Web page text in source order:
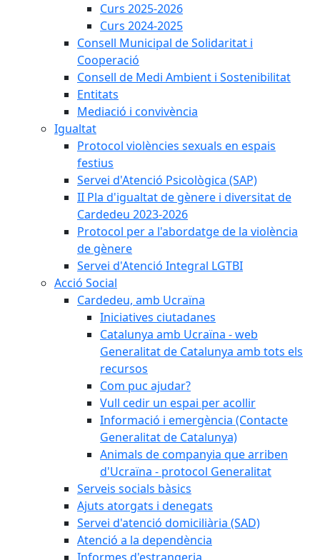
Curs 2025-2026
Curs 2024-2025
Consell Municipal de Solidaritat i
Cooperació
Consell de Medi Ambient i Sostenibilitat
Entitats
Mediació i convivència
Igualtat
Protocol violències sexuals en espais
festius
Servei d'Atenció Psicològica (SAP)
II Pla d'igualtat de gènere i diversitat de
Cardedeu 2023-2026
Protocol per a l'abordatge de la violència
de gènere
Servei d'Atenció Integral LGTBI
Acció Social
Cardedeu, amb Ucraïna
Iniciatives ciutadanes
Catalunya amb Ucraïna - web
Generalitat de Catalunya amb tots els
recursos
Com puc ajudar?
Vull cedir un espai per acollir
Informació i emergència (Contacte
Generalitat de Catalunya)
Animals de companyia que arriben
d'Ucraïna - protocol Generalitat
Serveis socials bàsics
Ajuts atorgats i denegats
Servei d'atenció domiciliària (SAD)
Atenció a la dependència